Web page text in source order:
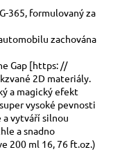
365, formulovaný za
zachována
Gap [https: //
2D materiály.
a magický efekt
vysoké pevnosti
a vytváří silnou
a snadno
200 ml 16, 76 ft.oz.)